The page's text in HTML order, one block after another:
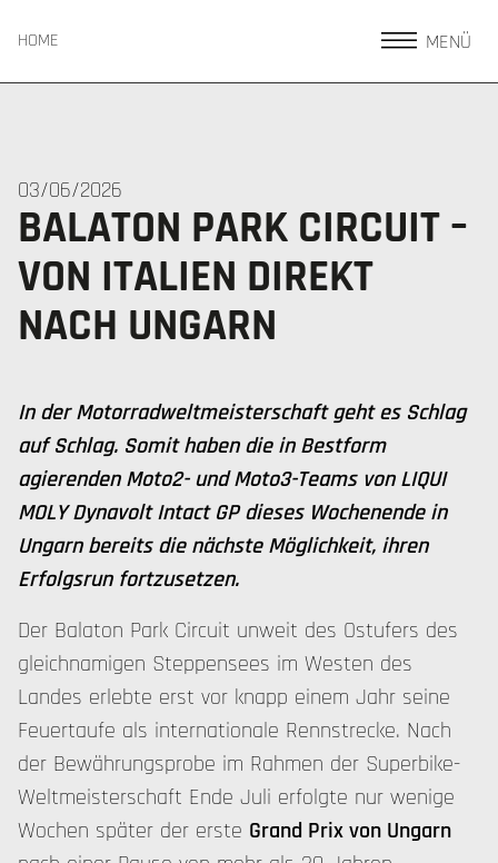
HOME MENÜ
03/06/2026
BALATON PARK CIRCUIT –
VON ITALIEN DIREKT
NACH UNGARN
In der Motorradweltmeisterschaft geht es Schlag
auf Schlag. Somit haben die in Bestform
agierenden Moto2- und Moto3-Teams von LIQUI
MOLY Dynavolt Intact GP dieses Wochenende in
Ungarn bereits die nächste Möglichkeit, ihren
Erfolgsrun fortzusetzen.
Der Balaton Park Circuit unweit des Ostufers des
gleichnamigen Steppensees im Westen des
Landes erlebte erst vor knapp einem Jahr seine
Feuertaufe als internationale Rennstrecke. Nach
der Bewährungsprobe im Rahmen der Superbike-
Weltmeisterschaft Ende Juli erfolgte nur wenige
Wochen später der erste Grand Prix von Ungarn